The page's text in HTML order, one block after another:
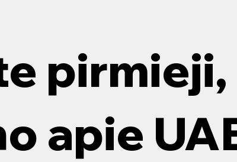
jūsų poreikius. Nuotekų valymas
yra būtinas...
apie